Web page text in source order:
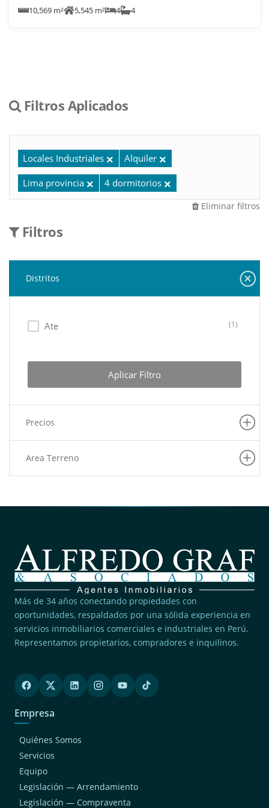
10,569 m² 5,545 m² 4 4
Filtros Aplicados
Locales Industriales Alquiler
Lima provincia 4 dormitorios
Eliminar filtros
Filtros
Distritos
Ate (1)
Aplicar Filtro
Precios
Area Terreno
Más de 34 años conectando propiedades con
oportunidades, respaldados por una sólida experiencia en
servicios inmobiliarios comerciales e industriales en Perú.
Representamos propietarios, compradores e inquilinos.
Empresa
Quiénes Somos
Servicios
Equipo
Legislación — Arrendamiento
Legislación — Compraventa